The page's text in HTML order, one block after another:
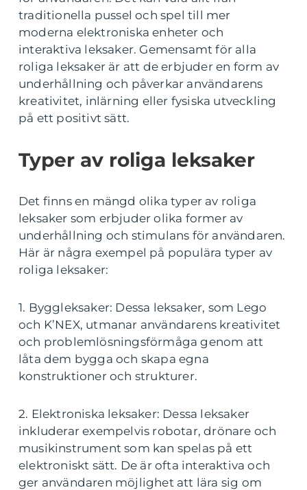
traditionella pussel och spel till mer
moderna elektroniska enheter och
interaktiva leksaker. Gemensamt för alla
roliga leksaker är att de erbjuder en form av
underhållning och påverkar användarens
kreativitet, inlärning eller fysiska utveckling
på ett positivt sätt.
Typer av roliga leksaker
Det finns en mängd olika typer av roliga
leksaker som erbjuder olika former av
underhållning och stimulans för användaren.
Här är några exempel på populära typer av
roliga leksaker:
1. Byggleksaker: Dessa leksaker, som Lego
och K’NEX, utmanar användarens kreativitet
och problemlösningsförmåga genom att
låta dem bygga och skapa egna
konstruktioner och strukturer.
2. Elektroniska leksaker: Dessa leksaker
inkluderar exempelvis robotar, drönare och
musikinstrument som kan spelas på ett
elektroniskt sätt. De är ofta interaktiva och
ger användaren möjlighet att lära sig om